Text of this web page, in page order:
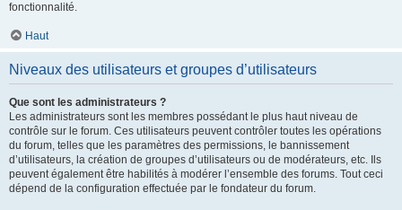
fonctionnalité.
Haut
Niveaux des utilisateurs et groupes d’utilisateurs
Que sont les administrateurs ?
Les administrateurs sont les membres possédant le plus haut niveau de
contrôle sur le forum. Ces utilisateurs peuvent contrôler toutes les opérations
du forum, telles que les paramètres des permissions, le bannissement
d’utilisateurs, la création de groupes d’utilisateurs ou de modérateurs, etc. Ils
peuvent également être habilités à modérer l’ensemble des forums. Tout ceci
dépend de la configuration effectuée par le fondateur du forum.